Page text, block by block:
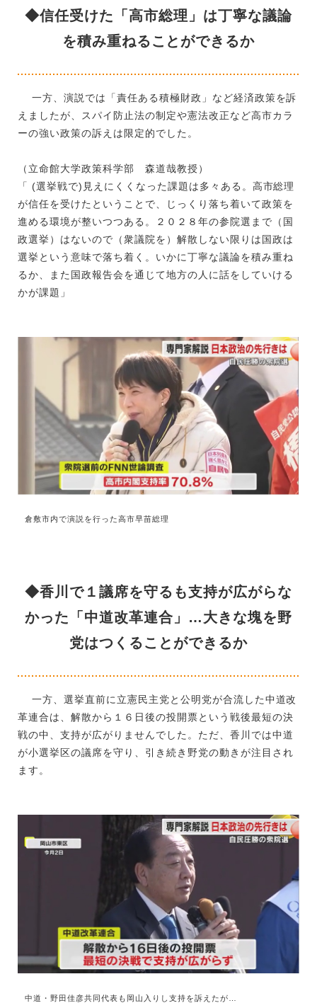
◆信任受けた「高市総理」は丁寧な議論
を積み重ねることができるか
一方、演説では「責任ある積極財政」など経済政策を訴
えましたが、スパイ防止法の制定や憲法改正など高市カラ
ーの強い政策の訴えは限定的でした。
（立命館大学政策科学部 森道哉教授）
「 (選挙戦で)見えにくくなった課題は多々ある。高市総理
が信任を受けたということで、じっくり落ち着いて政策を
進める環境が整いつつある。２０２８年の参院選まで（国
政選挙）はないので（衆議院を）解散しない限りは国政は
選挙という意味で落ち着く。いかに丁寧な議論を積み重ね
るか、また国政報告会を通じて地方の人に話をしていける
かが課題」
倉敷市内で演説を行った高市早苗総理
◆香川で１議席を守るも支持が広がらな
かった「中道改革連合」…大きな塊を野
党はつくることができるか
一方、選挙直前に立憲民主党と公明党が合流した中道改
革連合は、解散から１６日後の投開票という戦後最短の決
戦の中、支持が広がりませんでした。ただ、香川では中道
が小選挙区の議席を守り、引き続き野党の動きが注目され
ます。
中道・野田佳彦共同代表も岡山入りし支持を訴えたが…